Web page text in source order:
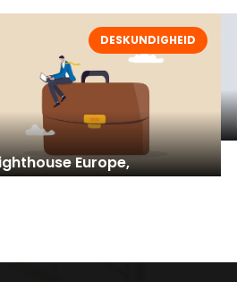
DESKUNDIGHEID
Europe,